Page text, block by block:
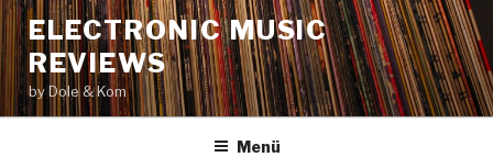
Zum
Inhalt
springen
ELECTRONIC MUSIC
REVIEWS
by Dole & Kom
Menü